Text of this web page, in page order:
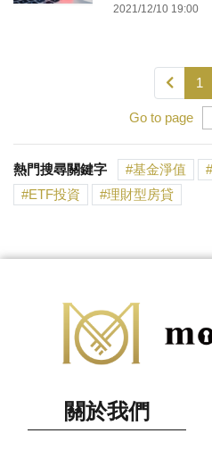
2021/12/10 19:00
1
Go to page
熱門搜尋關鍵字 基金淨值
ETF投資
理財型房貸
關於我們